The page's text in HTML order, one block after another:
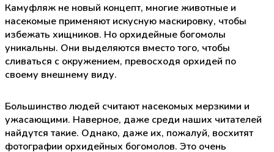
Камуфляж не новый концепт, многие животные и
насекомые применяют искусную маскировку, чтобы
избежать хищников. Но орхидейные богомолы
уникальны. Они выделяются вместо того, чтобы
сливаться с окружением, превосходя орхидей по
своему внешнему виду.
Большинство людей считают насекомых мерзкими и
ужасающими. Наверное, даже среди наших читателей
найдутся такие. Однако, даже их, пожалуй, восхитят
фотографии орхидейных богомолов. Это очень